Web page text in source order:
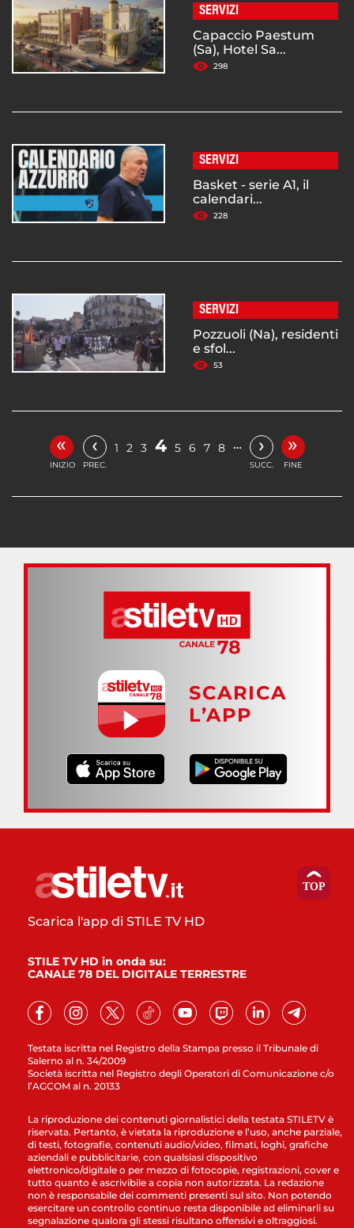
SERVIZI
Capaccio Paestum
(Sa), Hotel Sa...
298
SERVIZI
Basket - serie A1, il
calendari...
228
SERVIZI
Pozzuoli (Na), residenti
e sfol...
53
«
INIZIO
‹
PREC.
1 2 3 4 5 6 7 8 … ›
SUCC.
»
FINE
SCARICA
L’APP
Testata iscritta nel Registro della Stampa presso il Tribunale di
Salerno al n. 34/2009
Società iscritta nel Registro degli Operatori di Comunicazione c/o
l’AGCOM al n. 20133
Scarica l'app di STILE TV HD
STILE TV HD in onda su:
CANALE 78 DEL DIGITALE TERRESTRE
La riproduzione dei contenuti giornalistici della testata STILETV è
riservata. Pertanto, è vietata la riproduzione e l’uso, anche parziale,
di testi, fotografie, contenuti audio/video, filmati, loghi, grafiche
aziendali e pubblicitarie, con qualsiasi dispositivo
elettronico/digitale o per mezzo di fotocopie, registrazioni, cover e
tutto quanto è ascrivibile a copia non autorizzata. La redazione
non è responsabile dei commenti presenti sul sito. Non potendo
esercitare un controllo continuo resta disponibile ad eliminarli su
segnalazione qualora gli stessi risultano offensivi e oltraggiosi.